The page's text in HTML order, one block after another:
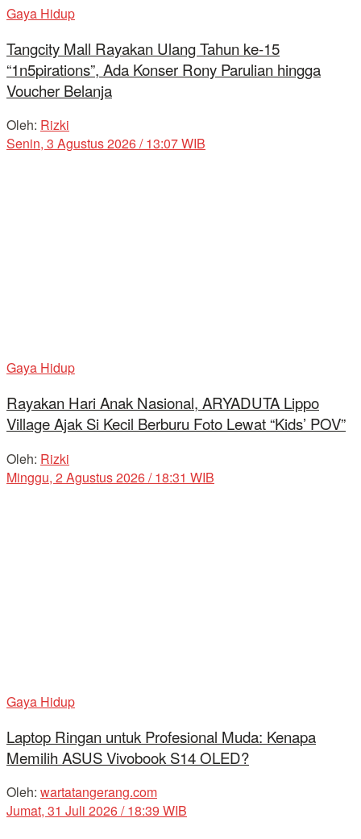
Gaya Hidup
Tangcity Mall Rayakan Ulang Tahun ke-15
“1n5pirations”, Ada Konser Rony Parulian hingga
Voucher Belanja
Oleh: Rizki
Senin, 3 Agustus 2026 / 13:07 WIB
Gaya Hidup
Rayakan Hari Anak Nasional, ARYADUTA Lippo
Village Ajak Si Kecil Berburu Foto Lewat “Kids’ POV”
Oleh: Rizki
Minggu, 2 Agustus 2026 / 18:31 WIB
Gaya Hidup
Laptop Ringan untuk Profesional Muda: Kenapa
Memilih ASUS Vivobook S14 OLED?
Oleh: wartatangerang.com
Jumat, 31 Juli 2026 / 18:39 WIB